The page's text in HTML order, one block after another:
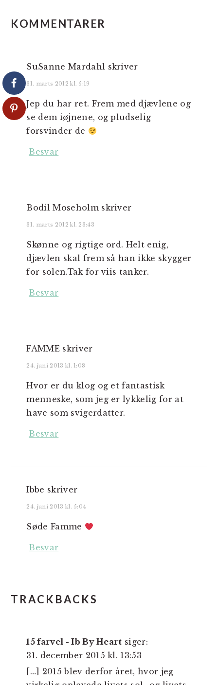
KOMMENTARER
SuSanne Mardahl skriver
31. marts 2012 kl. 5:19
Jep du har ret. Frem med djævlene og
se dem iøjnene, og pludselig
forsvinder de
Besvar
Bodil Moseholm skriver
31. marts 2012 kl. 23:43
Skønne og rigtige ord. Helt enig,
djævlen skal frem så han ikke skygger
for solen.Tak for viis tanker.
Besvar
FAMME skriver
24. juni 2013 kl. 1:08
Hvor er du klog og et fantastisk
menneske, som jeg er lykkelig for at
have som svigerdatter.
Besvar
Ibbe skriver
24. juni 2013 kl. 5:04
Søde Famme
Besvar
TRACKBACKS
15 farvel - Ib By Heart siger:
31. december 2015 kl. 13:53
[…] 2015 blev derfor året, hvor jeg